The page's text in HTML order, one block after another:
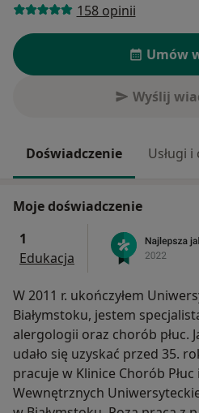
158 opinii
Umów
Wyślij
Doświadczenie Usługi i
Moje doświadczenie
1
Edukacja
W 2011 r. ukończyłem
Białymstoku, jestem
alergologii oraz chorób płuc.
udało się uzyskać przed 35.
pracuje w Klinice Chorób Płuc
Wewnętrznych